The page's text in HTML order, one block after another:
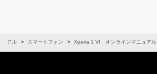
ュアル スマートフォン Xperia 1 VI オンラインマニュアル